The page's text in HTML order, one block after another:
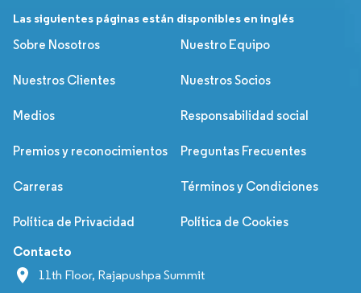
Las siguientes páginas están disponibles en inglés
Sobre Nosotros
Nuestro Equipo
Nuestros Clientes Nuestros Socios
Medios Responsabilidad social
Premios y reconocimientos Preguntas Frecuentes
Carreras Términos y Condiciones
Política de Privacidad Política de Cookies
Contacto
11th Floor, Rajapushpa Summit